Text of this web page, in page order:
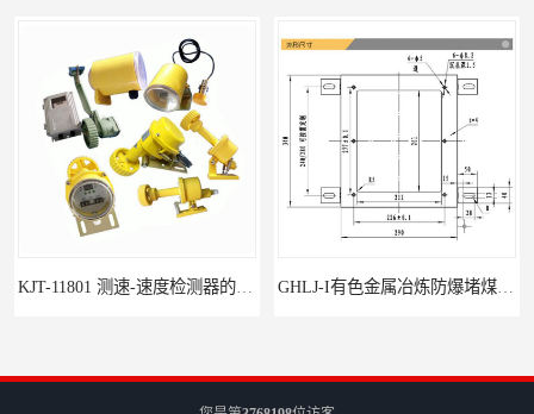
如何选择适合的防爆撕裂开关